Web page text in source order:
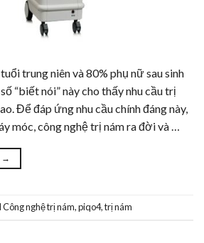
trung niên và 80% phụ nữ sau sinh
“biết nói” này cho thấy nhu cầu trị
Để đáp ứng nhu cầu chính đáng này,
móc, công nghệ trị nám ra đời và …
→
Công nghệ trị nám,piqo4,trị nám